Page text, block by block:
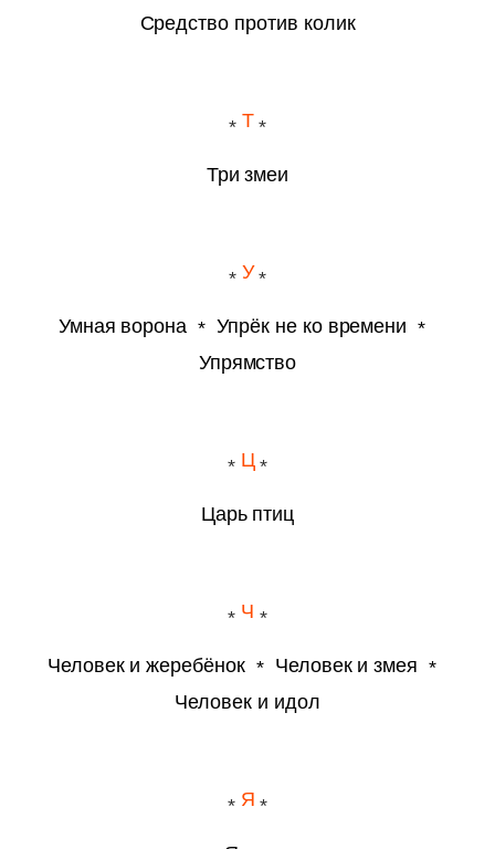
Средство против колик
Т
Три змеи
У
Умная ворона
Упрёк не ко времени
Упрямство
Ц
Царь птиц
Ч
Человек и жеребёнок
Человек и змея
Человек и идол
Я